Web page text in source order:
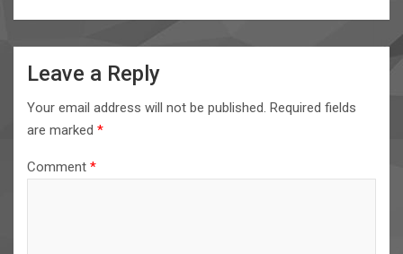
Leave a Reply
Your email address will not be published. Required fields
are marked *
Comment *